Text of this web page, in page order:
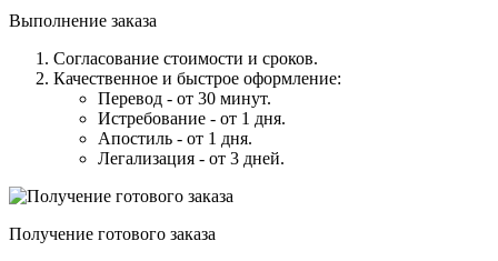
Выполнение заказа
Согласование стоимости и сроков.
Качественное и быстрое оформление:
Перевод - от 30 минут.
Истребование - от 1 дня.
Апостиль - от 1 дня.
Легализация - от 3 дней.
Получение готового заказа